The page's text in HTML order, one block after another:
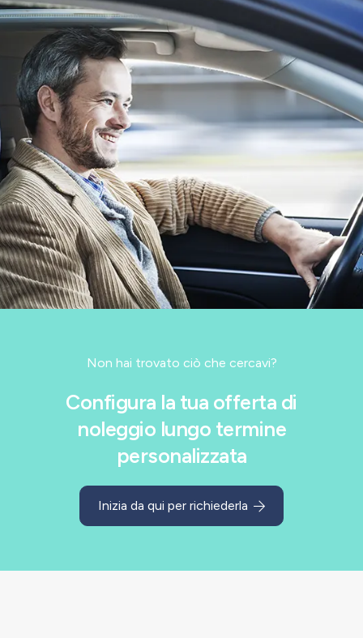
Non hai trovato ciò che cercavi?
Configura la tua offerta di
noleggio lungo termine
personalizzata
Inizia da qui per richiederla